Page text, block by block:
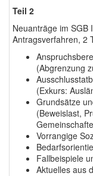
Teil 2
Neuanträge im SGB
Antragsverfahren, 2
(Abgrenzung
(Exkurs:
Grundsätze
(Beweislast,
Vorrangige
Fallbeispiele
Aktuelles aus